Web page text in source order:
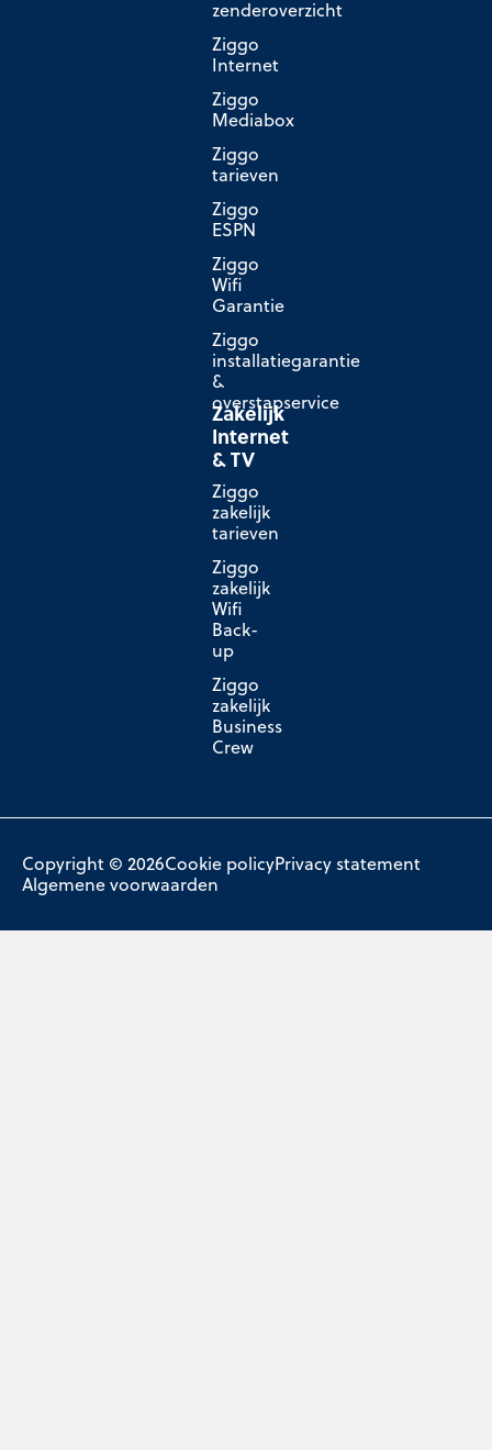
zenderoverzicht
Ziggo
Internet
Ziggo
Mediabox
Ziggo
tarieven
Ziggo
ESPN
Ziggo
Wifi
Garantie
Ziggo
installatiegarantie
&
overstapservice
Zakelijk
Internet
& TV
Ziggo
zakelijk
tarieven
Ziggo
zakelijk
Wifi
Back-
up
Ziggo
zakelijk
Business
Crew
Copyright © 2026Cookie policyPrivacy statement
Algemene voorwaarden